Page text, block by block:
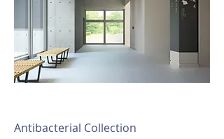
Antibacterial Collection